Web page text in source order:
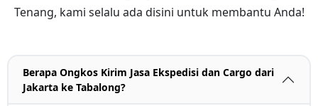
Tenang, kami selalu ada disini untuk membantu Anda!
Berapa Ongkos Kirim Jasa Ekspedisi dan Cargo dari
Jakarta ke Tabalong?